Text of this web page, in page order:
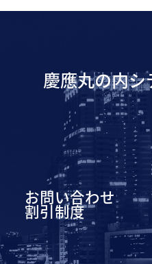
慶應丸の内シ
お問い合わせ
割引制度